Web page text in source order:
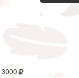
3000